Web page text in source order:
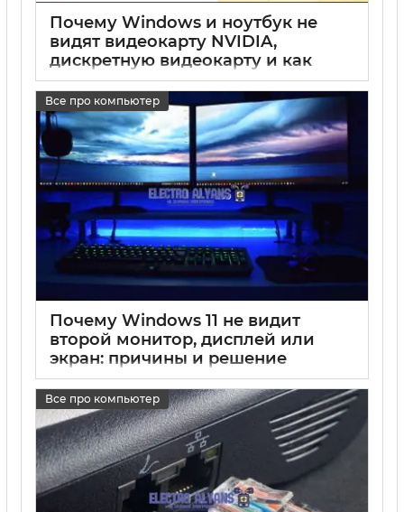
Почему Windows и ноутбук не
видят видеокарту NVIDIA,
дискретную видеокарту и как
решить проблему
17 05 2025 0
Все про компьютер
Почему Windows 11 не видит
второй монитор, дисплей или
экран: причины и решение
проблем с компьютером и
ноутбуком
17 05 2025 0
Все про компьютер